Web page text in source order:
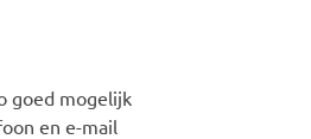
goed mogelijk
en e-mail